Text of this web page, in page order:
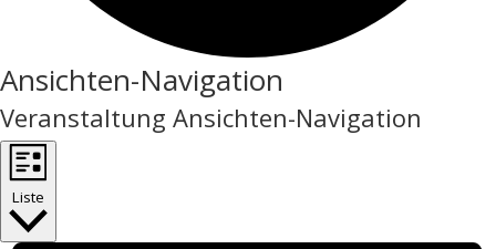
Veranstaltungen
Ansichten-Navigation
Veranstaltung Ansichten-Navigation
Liste